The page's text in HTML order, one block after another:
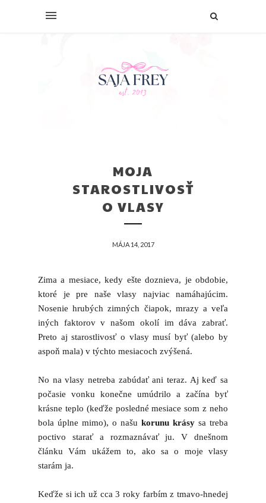
MOJA
STAROSTLIVOSŤ
O VLASY
MÁJA 14, 2017
Zima a mesiace, kedy ešte doznieva, je obdobie,
ktoré je pre naše vlasy najviac namáhajúcim.
Nosenie hrubých zimných čiapok, mrazy a veľa
iných faktorov v našom okolí im dáva zabrať.
Preto aj starostlivosť o vlasy musí byť (alebo by
aspoň mala) v týchto mesiacoch zvýšená.
No na vlasy netreba zabúdať ani teraz. Aj keď sa
počasie vonku konečne umúdrilo a začína byť
krásne teplo (keďže posledné mesiace som z neho
bola úplne mimo), o našu korunu krásy sa treba
poctivo starať a rozmaznávať ju. V dnešnom
článku Vám ukážem to, ako sa o moje vlasy
starám ja.
Keďže si ich už cca 3 roky farbím z tmavo-hnedej